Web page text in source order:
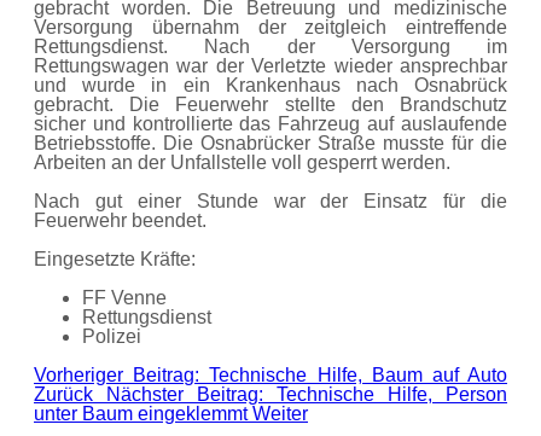
gebracht worden. Die Betreuung und medizinische
Versorgung übernahm der zeitgleich eintreffende
Rettungsdienst. Nach der Versorgung im
Rettungswagen war der Verletzte wieder ansprechbar
und wurde in ein Krankenhaus nach Osnabrück
gebracht. Die Feuerwehr stellte den Brandschutz
sicher und kontrollierte das Fahrzeug auf auslaufende
Betriebsstoffe. Die Osnabrücker Straße musste für die
Arbeiten an der Unfallstelle voll gesperrt werden.
Nach gut einer Stunde war der Einsatz für die
Feuerwehr beendet.
Eingesetzte Kräfte:
FF Venne
Rettungsdienst
Polizei
Vorheriger Beitrag: Technische Hilfe, Baum auf Auto
Zurück
Nächster Beitrag: Technische Hilfe, Person
unter Baum eingeklemmtWeiter